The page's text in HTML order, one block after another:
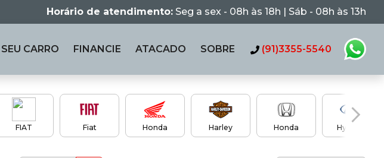
Horário de atendimento: Seg a sex - 08h às 18h | Sáb - 08h às 13h
SEU CARRO FINANCIE ATACADO SOBRE (91)3355-5540
FIAT Fiat Honda Harley Honda Hyundai